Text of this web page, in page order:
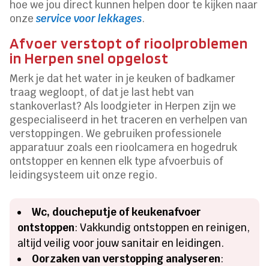
hoe we jou direct kunnen helpen door te kijken naar
onzeservice voor lekkages.
Afvoer verstopt of rioolproblemen
in Herpen snel opgelost
Merk je dat het water in je keuken of badkamer
traag wegloopt, of dat je last hebt van
stankoverlast? Als loodgieter in Herpen zijn we
gespecialiseerd in het traceren en verhelpen van
verstoppingen. We gebruiken professionele
apparatuur zoals een rioolcamera en hogedruk
ontstopper en kennen elk type afvoerbuis of
leidingsysteem uit onze regio.
Wc, doucheputje of keukenafvoer
ontstoppen: Vakkundig ontstoppen en reinigen,
altijd veilig voor jouw sanitair en leidingen.
Oorzaken van verstopping analyseren: